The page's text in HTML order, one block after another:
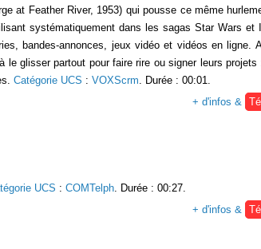
at Feather River, 1953) qui pousse ce même
systématiquement dans les sagas Star Wars et
bandes-annonces, jeux vidéo et vidéos en ligne.
glisser partout pour faire rire ou signer leurs
Catégorie UCS : VOXScrm. Durée : 00:01.
+ d'infos &
UCS : COMTelph. Durée : 00:27.
+ d'infos &